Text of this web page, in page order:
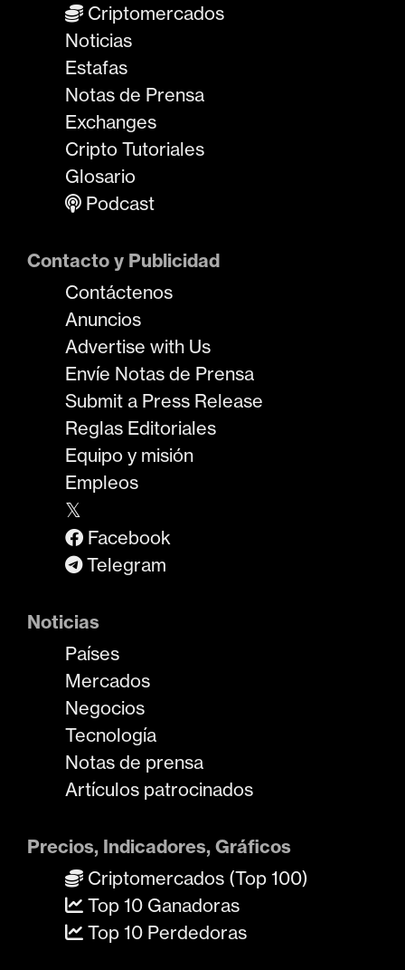
Criptomercados
Noticias
Estafas
Notas de Prensa
Exchanges
Cripto Tutoriales
Glosario
Podcast
Contacto y Publicidad
Contáctenos
Anuncios
Advertise with Us
Envíe Notas de Prensa
Submit a Press Release
Reglas Editoriales
Equipo y misión
Empleos
𝕏
Facebook
Telegram
Noticias
Países
Mercados
Negocios
Tecnología
Notas de prensa
Artículos patrocinados
Precios, Indicadores, Gráficos
Criptomercados (Top 100)
Top 10 Ganadoras
Top 10 Perdedoras